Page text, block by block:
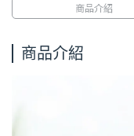
商品介紹
商品介紹